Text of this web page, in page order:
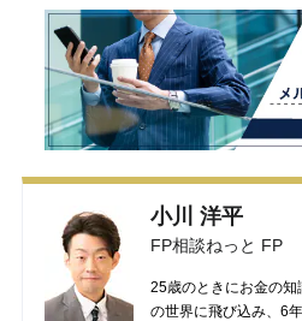
小川 洋平
FP相談ねっと FP
25歳のときにお金の
の世界に飛び込み、6